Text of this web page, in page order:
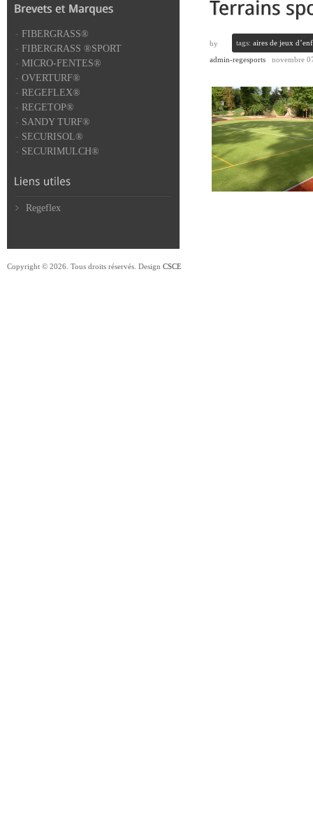
tags: aires de jeux
by
admin-regesports novembre
- FIBERGRASS®
- FIBERGRASS ®SPORT
- MICRO-FENTES®
- OVERTURF®
- REGEFLEX®
- REGETOP®
- SANDY TURF®
- SECURISOL®
- SECURIMULCH®
Regeflex
Copyright © 2026. Tous droits réservés. Design CSCE